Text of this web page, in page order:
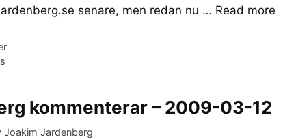
senare, men redan nu … Read more
kommenterar – 2009-03-12
Joakim Jardenberg